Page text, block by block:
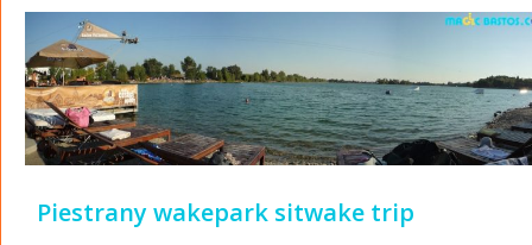
Piestrany wakepark sitwake trip